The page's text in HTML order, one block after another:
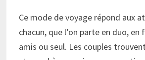
Ce mode de voyage répond aux
chacun, que l’on parte en duo,
amis ou seul. Les couples